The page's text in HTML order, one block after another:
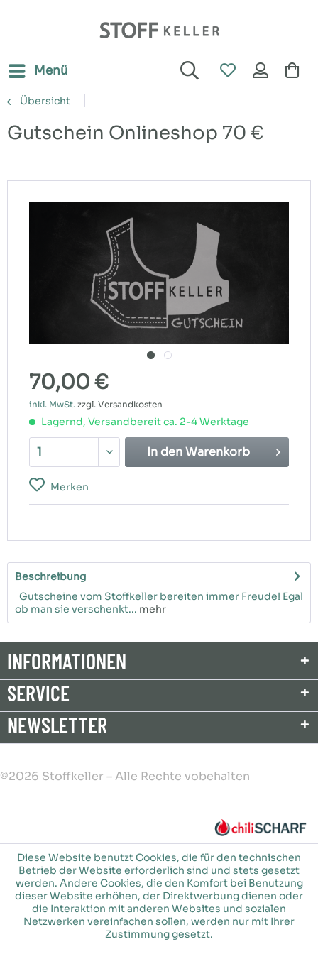
Menü
Übersicht
Gutschein Onlineshop 70 €
70,00 €
inkl. MwSt. zzgl. Versandkosten
Lagernd, Versandbereit ca. 2-4 Werktage
In denWarenkorb
Merken
Beschreibung
Gutscheine vom Stoffkeller bereiten immer Freude! Egal
ob man sie verschenkt... mehr
INFORMATIONEN
SERVICE
NEWSLETTER
©2026 Stoffkeller – Alle Rechte vobehalten
Diese Website benutzt Cookies, die für den technischen
Betrieb der Website erforderlich sind und stets gesetzt
werden. Andere Cookies, die den Komfort bei Benutzung
dieser Website erhöhen, der Direktwerbung dienen oder
die Interaktion mit anderen Websites und sozialen
Netzwerken vereinfachen sollen, werden nur mit Ihrer
Zustimmung gesetzt.